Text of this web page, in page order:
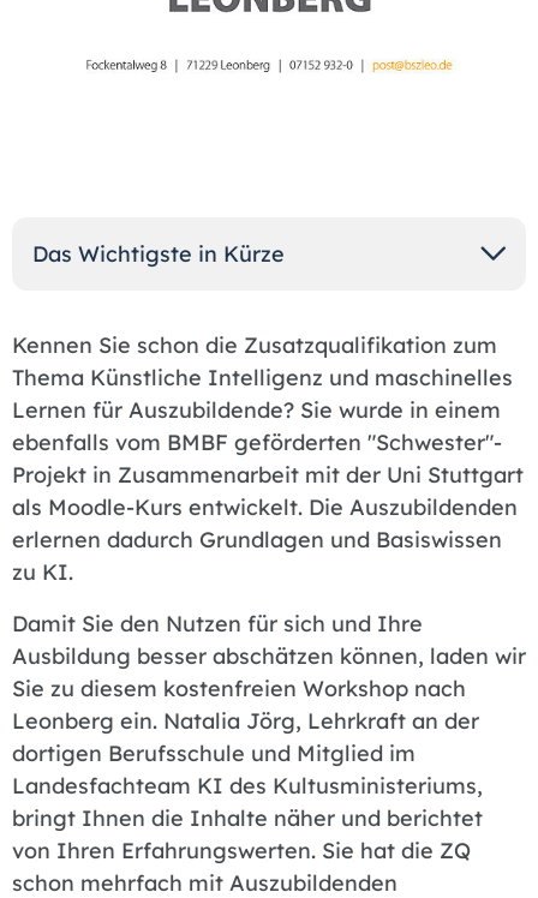
Das Wichtigste in Kürze
Kennen Sie schon die Zusatzqualifikation zum
Thema Künstliche Intelligenz und maschinelles
Lernen für Auszubildende? Sie wurde in einem
ebenfalls vom BMBF geförderten "Schwester"-
Projekt in Zusammenarbeit mit der Uni Stuttgart
als Moodle-Kurs entwickelt. Die Auszubildenden
erlernen dadurch Grundlagen und Basiswissen
zu KI.
Damit Sie den Nutzen für sich und Ihre
Ausbildung besser abschätzen können, laden wir
Sie zu diesem kostenfreien Workshop nach
Leonberg ein. Natalia Jörg, Lehrkraft an der
dortigen Berufsschule und Mitglied im
Landesfachteam KI des Kultusministeriums,
bringt Ihnen die Inhalte näher und berichtet
von Ihren Erfahrungswerten. Sie hat die ZQ
schon mehrfach mit Auszubildenden